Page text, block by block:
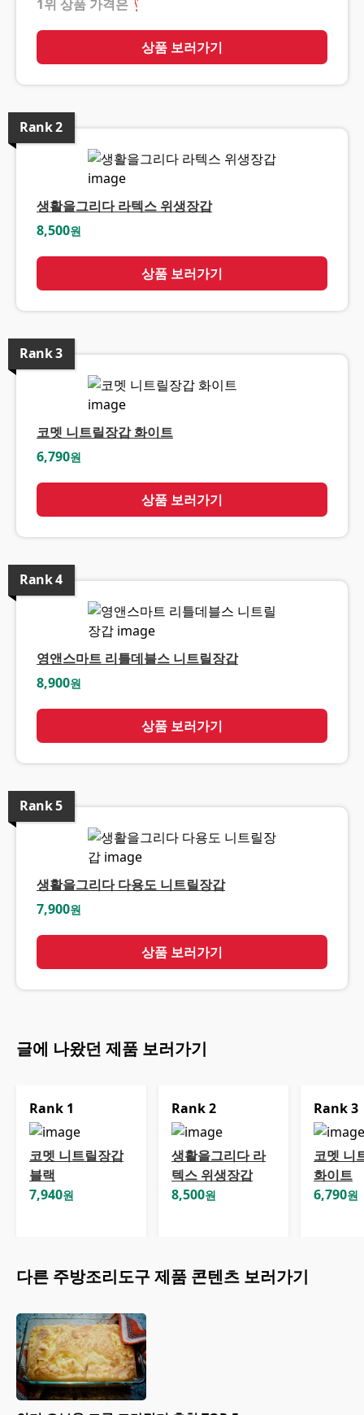
1위 상품 가격은 ❓
상품 보러가기
Rank2
생활을그리다 라텍스 위생장갑
8,500원
상품 보러가기
Rank3
코멧 니트릴장갑 화이트
6,790원
상품 보러가기
Rank4
영앤스마트 리틀데블스 니트릴장갑
8,900원
상품 보러가기
Rank5
생활을그리다 다용도 니트릴장갑
7,900원
상품 보러가기
글에 나왔던 제품 보러가기
Rank 1
코멧 니트릴장갑
블랙
7,940원
Rank2
생활을그리다 라
텍스 위생장갑
8,500원
Rank3
코멧 니
화이트
6,790원
다른 주방조리도구제품 콘텐츠 보러가기